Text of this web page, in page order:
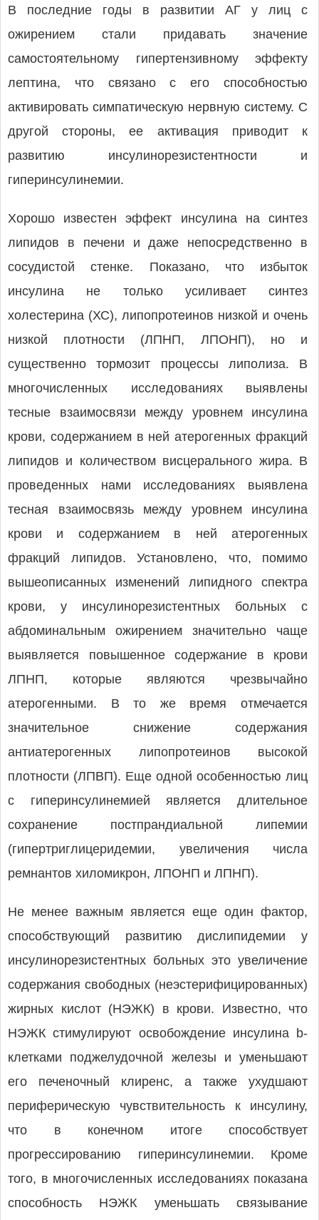
В последние годы в развитии АГ у лиц с
ожирением стали придавать значение
самостоятельному гипертензивному эффекту
лептина, что связано с его способностью
активировать симпатическую нервную систему. С
другой стороны, ее активация приводит к
развитию инсулинорезистентности и
гиперинсулинемии.
Хорошо известен эффект инсулина на синтез
липидов в печени и даже непосредственно в
сосудистой стенке. Показано, что избыток
инсулина не только усиливает синтез
холестерина (ХС), липопротеинов низкой и очень
низкой плотности (ЛПНП, ЛПОНП), но и
существенно тормозит процессы липолиза. В
многочисленных исследованиях выявлены
тесные взаимосвязи между уровнем инсулина
крови, содержанием в ней атерогенных фракций
липидов и количеством висцерального жира. В
проведенных нами исследованиях выявлена
тесная взаимосвязь между уровнем инсулина
крови и содержанием в ней атерогенных
фракций липидов. Установлено, что, помимо
вышеописанных изменений липидного спектра
крови, у инсулинорезистентных больных с
абдоминальным ожирением значительно чаще
выявляется повышенное содержание в крови
ЛПНП, которые являются чрезвычайно
атерогенными. В то же время отмечается
значительное снижение содержания
антиатерогенных липопротеинов высокой
плотности (ЛПВП). Еще одной особенностью лиц
с гиперинсулинемией является длительное
сохранение постпрандиальной липемии
(гипертриглицеридемии, увеличения числа
ремнантов хиломикрон, ЛПОНП и ЛПНП).
Не менее важным является еще один фактор,
способствующий развитию дислипидемии у
инсулинорезистентных больных это увеличение
содержания свободных (неэстерифицированных)
жирных кислот (НЭЖК) в крови. Известно, что
НЭЖК стимулируют освобождение инсулина b-
клетками поджелудочной железы и уменьшают
его печеночный клиренс, а также ухудшают
периферическую чувствительность к инсулину,
что в конечном итоге способствует
прогрессированию гиперинсулинемии. Кроме
того, в многочисленных исследованиях показана
способность НЭЖК уменьшать связывание